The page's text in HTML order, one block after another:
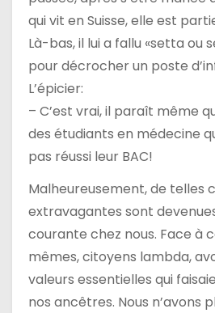
qui vit en Suisse, elle est
Là-bas, il lui a fallu «setta ou
pour décrocher un poste
L’épicier:
– C’est vrai, il paraît même
des étudiants en médecine
pas réussi leur BAC!
Malheureusement, de telles
extravagantes sont
courante chez nous. Face à
mêmes, citoyens lambda,
valeurs essentielles qui
nos ancêtres. Nous n’avons